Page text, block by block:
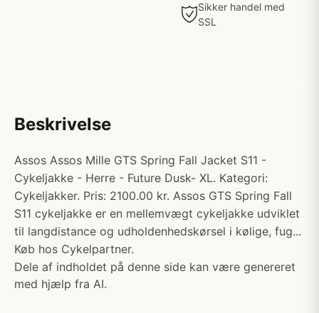
Sikker handel med
SSL
Beskrivelse
Assos Assos Mille GTS Spring Fall Jacket S11 -
Cykeljakke - Herre - Future Dusk- XL. Kategori:
Cykeljakker. Pris: 2100.00 kr. Assos GTS Spring Fall
S11 cykeljakke er en mellemvægt cykeljakke udviklet
til langdistance og udholdenhedskørsel i kølige, fug...
Køb hos Cykelpartner.
Dele af indholdet på denne side kan være genereret
med hjælp fra AI.